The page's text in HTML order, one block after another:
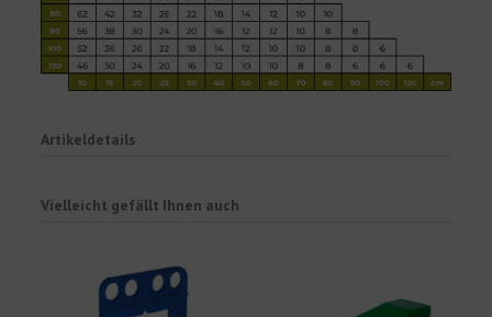
Artikeldetails
Vielleicht gefällt Ihnen auch